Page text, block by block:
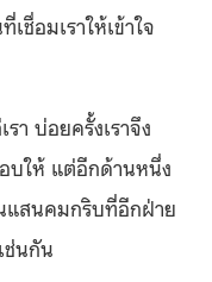
ชื่อมเราให้เข้าใจ
า บ่อยครั้งเราจึง
บให้ แต่อีกด้านหนึ่ง
แสนคมกริบที่อีกฝ่าย
ช่นกัน